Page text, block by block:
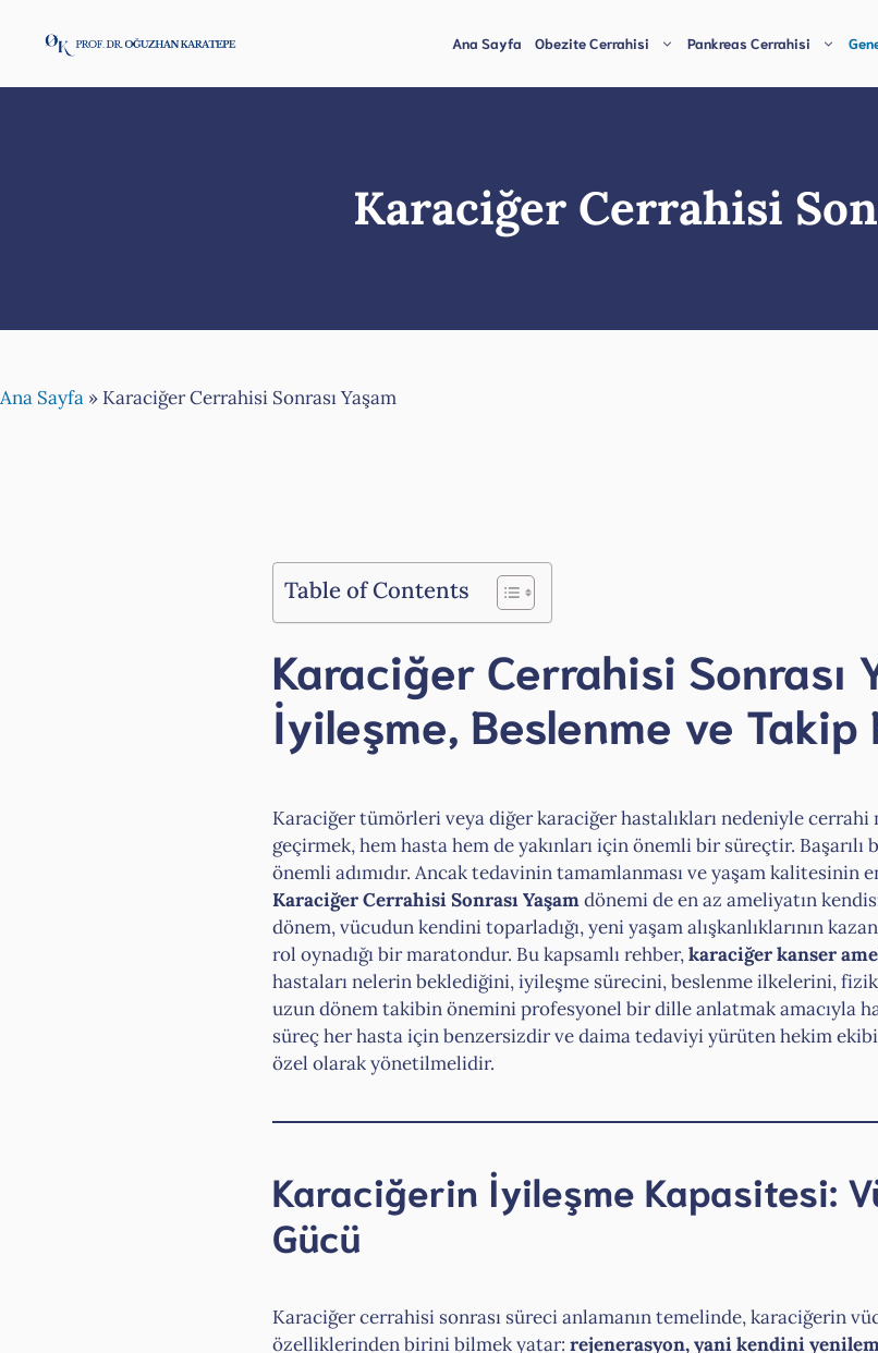
Ana Sayfa Obezite Cerrahisi Pankreas Cerrahisi
Karaciğer Cerrahisi
Ana Sayfa » Karaciğer Cerrahisi Sonrası Yaşam
Table of Contents
Karaciğer Cerrahisi Sonrası
İyileşme, Beslenme ve Takip
Karaciğer tümörleri veya diğer karaciğer hastalıkları nedeniyle
geçirmek, hem hasta hem de yakınları için önemli bir süreçtir.
önemli adımıdır. Ancak tedavinin tamamlanması ve yaşam kalitesinin
Karaciğer Cerrahisi Sonrası Yaşamdönemi de en az ameliyatın
dönem, vücudun kendini toparladığı, yeni yaşam alışkanlıklarının
rol oynadığı bir maratondur. Bu kapsamlı rehber,karaciğer kanser
hastaları nelerin beklediğini, iyileşme sürecini, beslenme ilkelerini,
uzun dönem takibin önemini profesyonel bir dille anlatmak amacıyla
süreç her hasta için benzersizdir ve daima tedaviyi yürüten hekim
özel olarak yönetilmelidir.
Karaciğerin İyileşme Kapasitesi:
Gücü
Karaciğer cerrahisi sonrası süreci anlamanın temelinde, karaciğerin
özelliklerinden birini bilmek yatar: rejenerasyon, yani kendini